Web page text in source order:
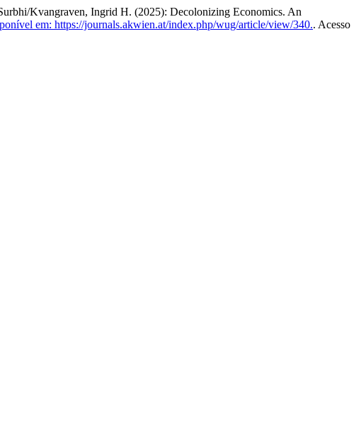
Kvangraven, Ingrid H. (2025): Decolonizing Economics. An
em: https://journals.akwien.at/index.php/wug/article/view/340.. Acesso